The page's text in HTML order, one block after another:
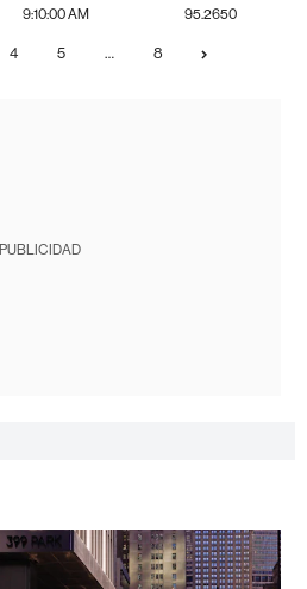
9:10:00 AM 95.2650
4 5 … 8
PUBLICIDAD